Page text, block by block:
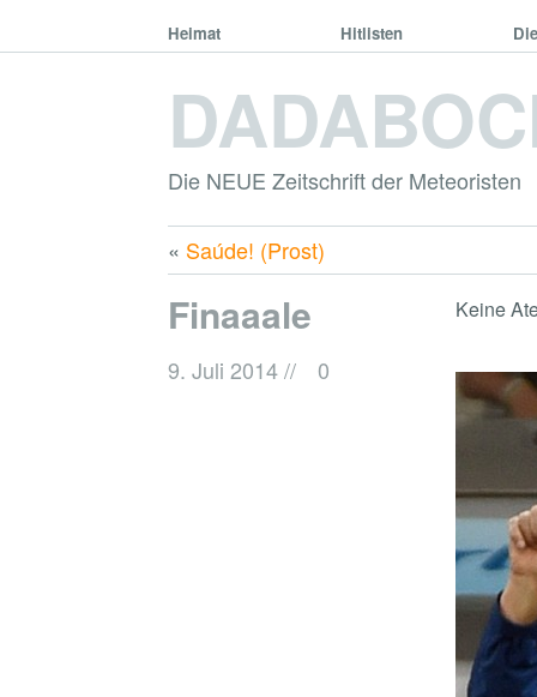
Heimat Hitlisten
Die NEUE Zeitschrift der Meteoristen
« Saúde! (Prost)
Finaaale
9. Juli 2014// 0
Keine